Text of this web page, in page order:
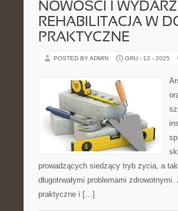
NOWOŚCI I
REHABILITACJA W
PRAKTYCZNE
POSTED BY ADMIN GRU - 12 - 2025
prowadzących siedzący tryb życia, a
długotrwałymi problemami
praktyczne i […]